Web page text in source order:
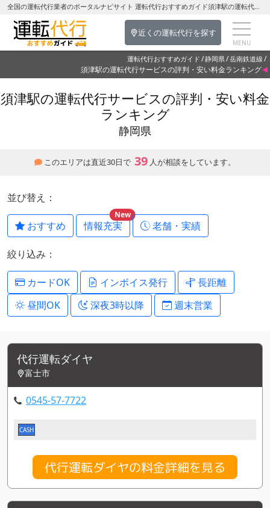
全国の運転代行業者のポータルナビサイト 運転代行おすすめガイド須津駅の運転代行を探す-静岡県の運転代行
近くの運転代行を探す
運転代行おすすめガイド 静岡県 岳南鉄道線
須津駅の運転代行サービスの評判・安い料金ランキング
須津駅の運転代行サービスの評判・安い料金
ランキング
静岡県
このエリアは直近30日で 39 人が相談をしています。
並び替え：
おすすめ 情報充実
New
老舗・実績
絞り込み：
カードOK インボイス発行
長距離
昼間OK
深夜3時以降 週末営業
代行運転ダイヤ
富士市
0545-57-7722
CASH
代行運転ダイヤの料金詳細を見る